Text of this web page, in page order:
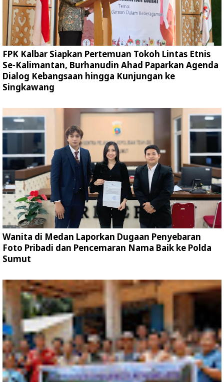
FPK Kalbar Siapkan Pertemuan Tokoh Lintas Etnis
Se-Kalimantan, Burhanudin Ahad Paparkan Agenda
Dialog Kebangsaan hingga Kunjungan ke
Singkawang
Wanita di Medan Laporkan Dugaan Penyebaran
Foto Pribadi dan Pencemaran Nama Baik ke Polda
Sumut